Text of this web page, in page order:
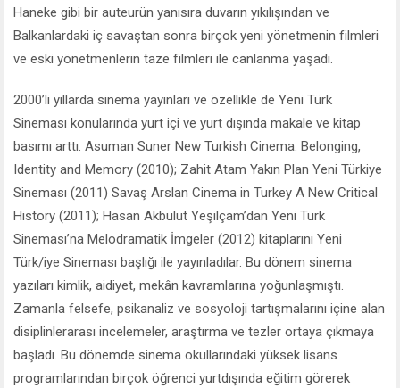
Haneke gibi bir auteurün yanısıra duvarın yıkılışından ve
Balkanlardaki iç savaştan sonra birçok yeni yönetmenin filmleri
ve eski yönetmenlerin taze filmleri ile canlanma yaşadı.
2000’li yıllarda sinema yayınları ve özellikle de Yeni Türk
Sineması konularında yurt içi ve yurt dışında makale ve kitap
basımı arttı. Asuman Suner New Turkish Cinema: Belonging,
Identity and Memory (2010); Zahit Atam Yakın Plan Yeni Türkiye
Sineması (2011) Savaş Arslan Cinema in Turkey A New Critical
History (2011); Hasan Akbulut Yeşilçam’dan Yeni Türk
Sineması’na Melodramatik İmgeler (2012) kitaplarını Yeni
Türk/iye Sineması başlığı ile yayınladılar. Bu dönem sinema
yazıları kimlik, aidiyet, mekân kavramlarına yoğunlaşmıştı.
Zamanla felsefe, psikanaliz ve sosyoloji tartışmalarını içine alan
disiplinlerarası incelemeler, araştırma ve tezler ortaya çıkmaya
başladı. Bu dönemde sinema okullarındaki yüksek lisans
programlarından birçok öğrenci yurtdışında eğitim görerek